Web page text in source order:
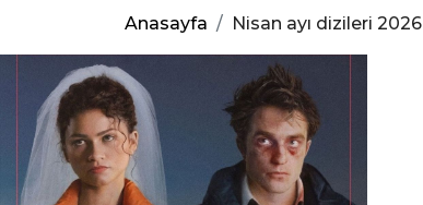
Anasayfa Nisan ayı dizileri 2026